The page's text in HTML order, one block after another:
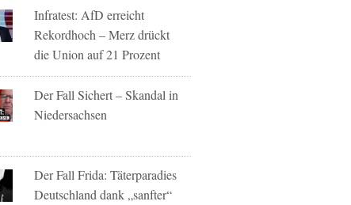
Infratest: AfD erreicht
Rekordhoch – Merz drückt
die Union auf 21 Prozent
Der Fall Sichert – Skandal in
Niedersachsen
Der Fall Frida: Täterparadies
Deutschland dank „sanfter“